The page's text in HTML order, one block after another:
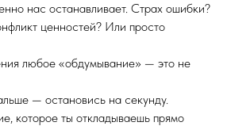
нас останавливает. Страх ошибки?
ценностей? Или просто
любое «обдумывание» — это не
— остановись на секунду.
которое ты откладываешь прямо